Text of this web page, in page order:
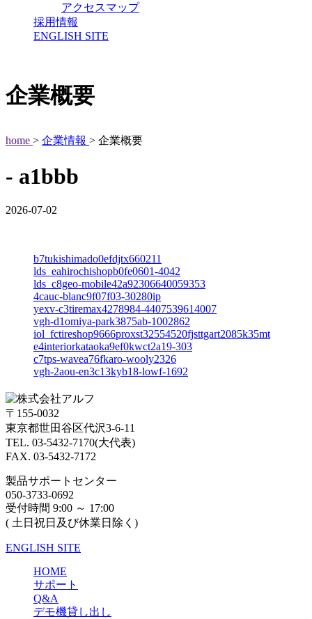
アクセスマップ
採用情報
ENGLISH SITE
企業概要
home > 企業情報 > 企業概要
- a1bbb
2026-07-02
b7tukishimado0efdjtx660211
lds_eahirochishopb0fe0601-4042
lds_c8geo-mobile42a92306640059353
4cauc-blanc9f07f03-30280ip
yexv-c3tiremax4278984-4407539614007
vgh-d1omiya-park3875ab-1002862
iol_fctireshop9666proxst32554520fjsttgart2085k35mt
e4interiorkataoka9ef0kwct2a19-303
c7tps-wavea76fkaro-wooly2326
vgh-2aou-en3c13kyb18-lowf-1692
〒155-0032
東京都世田谷区代沢3-6-11
TEL. 03-5432-7170(大代表)
FAX. 03-5432-7172
製品サポートセンター
050-3733-0692
受付時間 9:00 ～ 17:00
( 土日祝日及び休業日除く)
ENGLISH SITE
HOME
サポート
Q&A
デモ機貸し出し